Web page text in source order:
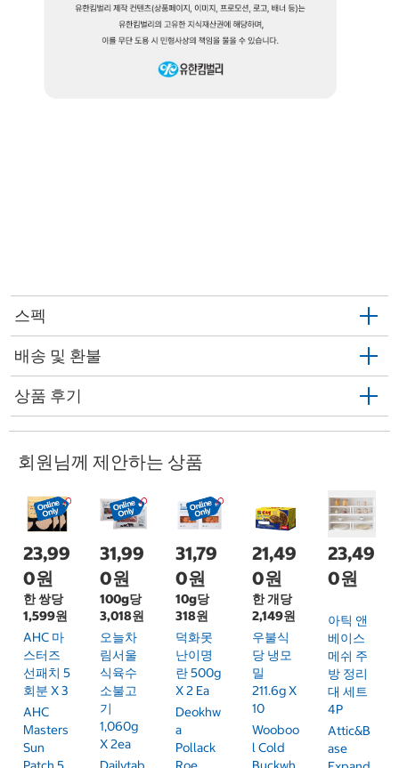
스펙
배송 및 환불
상품 후기
회원님께 제안하는 상품
23,99
0원
한 쌍당
1,599원
AHC 마
스터즈
선패치 5
회분 X 3
AHC
Masters
Sun
31,99
0원
100g당
3,018원
오늘차
림서울
식육수
소불고
기
1,060g
X 2ea
31,79
0원
10g당
318원
덕화못
난이명
란 500g
X 2 Ea
Deokhw
A
Pollack
21,49
0원
한 개당
2,149원
우불식
당 냉모
밀
211.6g X
10
Wooboo
L Cold
23,49
0원
아틱 앤
베이스
메쉬 주
방 정리
대 세트
4P
Attic&B
Ase